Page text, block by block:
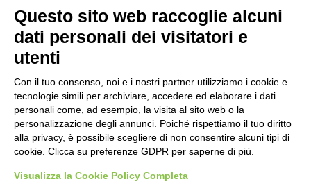
Carabina
Convocazioni atleti
Attività Sportiva
Gruppi di merito
Archivio gruppi di merito
Ranking
Atleti di interesse nazionale
Staff Tecnico
Staff medico
UITS UNIONE ITALIANA TIRO A SEGNO
VIALE TIZIANO, 70 - 00196 ROMA
TEL. 06/87975533 - 06/87975534
Questo sito web raccoglie alcuni
dati personali dei visitatori e
utenti
Con il tuo consenso, noi e i nostri partner utilizziamo i cookie e
tecnologie simili per archiviare, accedere ed elaborare i dati
personali come, ad esempio, la visita al sito web o la
personalizzazione degli annunci. Poiché rispettiamo il tuo diritto
alla privacy, è possibile scegliere di non consentire alcuni tipi di
cookie. Clicca su preferenze GDPR per saperne di più.
Visualizza la Cookie Policy Completa